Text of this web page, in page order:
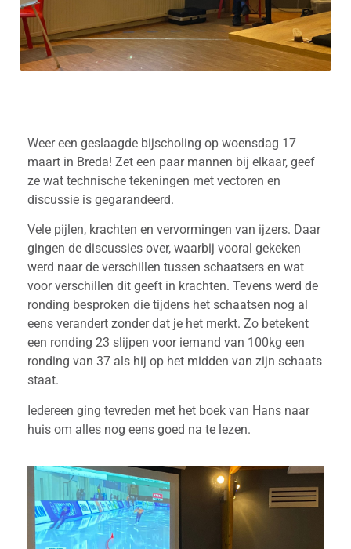
Weer een geslaagde bijscholing op woensdag 17
maart in Breda! Zet een paar mannen bij elkaar, geef
ze wat technische tekeningen met vectoren en
discussie is gegarandeerd.
Vele pijlen, krachten en vervormingen van ijzers. Daar
gingen de discussies over, waarbij vooral gekeken
werd naar de verschillen tussen schaatsers en wat
voor verschillen dit geeft in krachten. Tevens werd de
ronding besproken die tijdens het schaatsen nog al
eens verandert zonder dat je het merkt. Zo betekent
een ronding 23 slijpen voor iemand van 100kg een
ronding van 37 als hij op het midden van zijn schaats
staat.
Iedereen ging tevreden met het boek van Hans naar
huis om alles nog eens goed na te lezen.